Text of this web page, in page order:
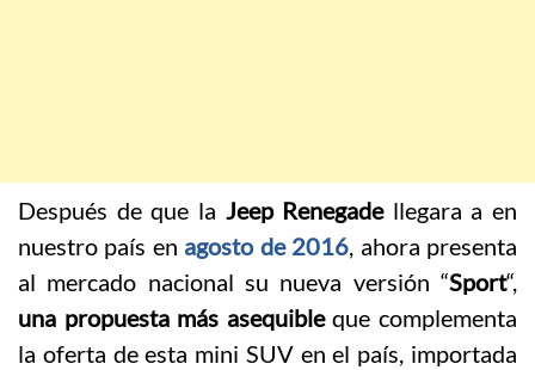
Después de que la Jeep Renegadellegara a en
nuestro país en agosto de 2016, ahora presenta
al mercado nacional su nueva versión “Sport“,
una propuesta más asequibleque complementa
la oferta de esta mini SUV en el país, importada